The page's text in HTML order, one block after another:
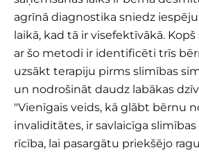
agrīnā diagnostika sniedz
laikā, kad tā ir visefektīvākā.
ar šo metodi ir identificēti trīs
uzsākt terapiju pirms slimības
un nodrošināt daudz labākas
"Vienīgais veids, kā glābt bērnu
invaliditātes, ir savlaicīga
rīcība, lai pasargātu priekšējo